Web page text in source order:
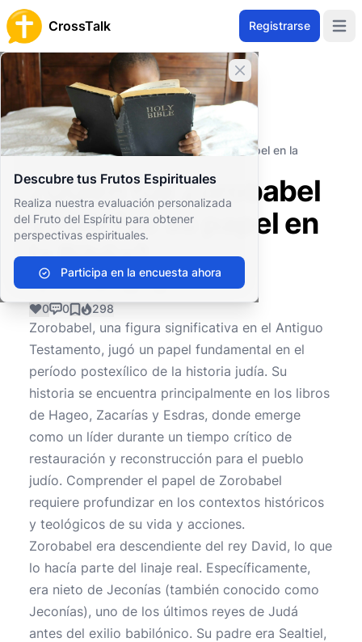
CrossTalk Registrarse
Cerrar banner
Descubre tus Frutos Espirituales
Realiza nuestra evaluación personalizada
del Fruto del Espíritu para obtener
perspectivas espirituales.
Participa en la encuesta ahora
Inicio
Archivo de Preguntas
Antiguo Testamento
Libros históricos
¿Quién fue Zorobabel y cuál fue su papel en la
¿Quién fue Zorobabel
y cuál fue su papel en
la Biblia?
0 0 298
Zorobabel, una figura significativa en el Antiguo
Testamento, jugó un papel fundamental en el
período postexílico de la historia judía. Su
historia se encuentra principalmente en los libros
de Hageo, Zacarías y Esdras, donde emerge
como un líder durante un tiempo crítico de
restauración y reconstrucción para el pueblo
judío. Comprender el papel de Zorobabel
requiere profundizar en los contextos históricos
y teológicos de su vida y acciones.
Zorobabel era descendiente del rey David, lo que
lo hacía parte del linaje real. Específicamente,
era nieto de Jeconías (también conocido como
Jeconías), uno de los últimos reyes de Judá
antes del exilio babilónico. Su padre era Sealtiel,